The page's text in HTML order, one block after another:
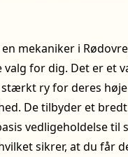
mekaniker i
for dig. Det er et
ry for deres
De tilbyder et
vedligeholdelse til
sikrer, at du får